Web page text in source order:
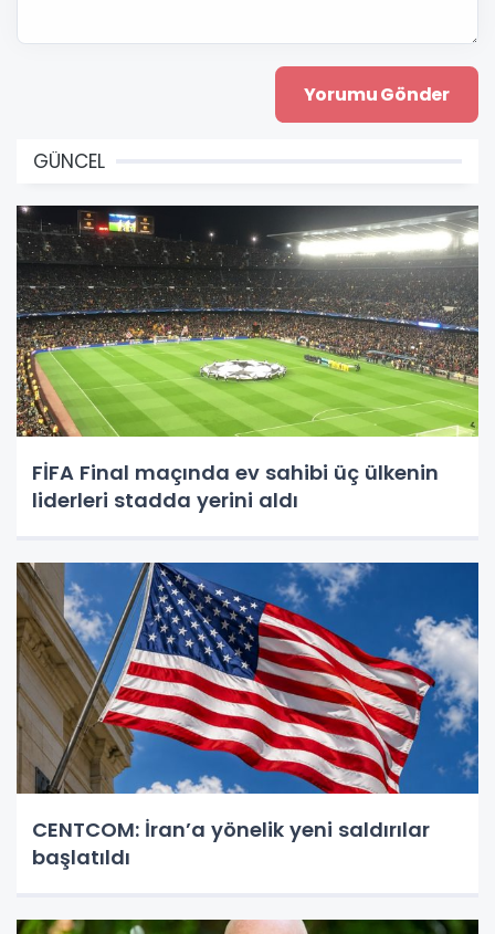
GÜNCEL
FİFA Final maçında ev sahibi üç ülkenin
liderleri stadda yerini aldı
CENTCOM: İran’a yönelik yeni saldırılar
başlatıldı